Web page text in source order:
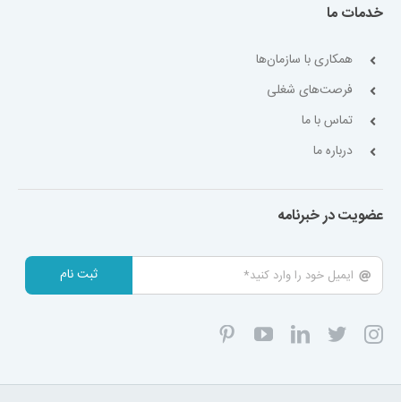
خدمات ما
همکاری با سازمان‌ها
فرصت‌های شغلی
تماس با ما
درباره ما
عضویت در خبرنامه
ثبت نام